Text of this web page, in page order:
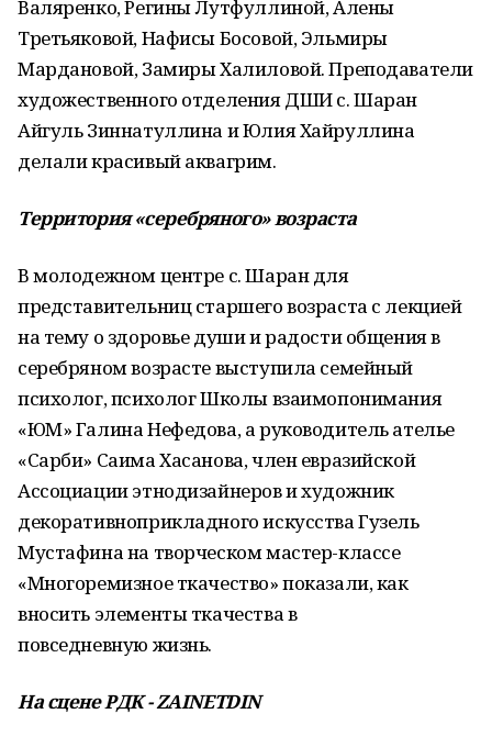
Валяренко, Регины Лутфуллиной, Алены
Третьяковой, Нафисы Босовой, Эльмиры
Мардановой, Замиры Халиловой. Преподаватели
художественного отделения ДШИ с. Шаран
Айгуль Зиннатуллина и Юлия Хайруллина
делали красивый аквагрим.
Территория «серебряного» возраста
В молодежном центре с. Шаран для
представительниц старшего возраста с лекцией
на тему о здоровье души и радости общения в
серебряном возрасте выступила семейный
психолог, психолог Школы взаимопонимания
«ЮМ» Галина Нефедова, а руководитель ателье
«Сарби» Саима Хасанова, член евразийской
Ассоциации этнодизайнеров и художник
декоративноприкладного искусства Гузель
Мустафина на творческом мастер-классе
«Многоремизное ткачество» показали, как
вносить элементы ткачества в
повседневную жизнь.
На сцене РДК - ZAINETDIN